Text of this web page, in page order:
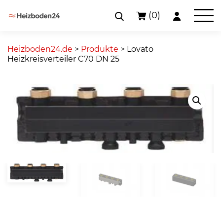
content
(0)
Heizboden24.de > Produkte > Lovato
Heizkreisverteiler C70 DN 25